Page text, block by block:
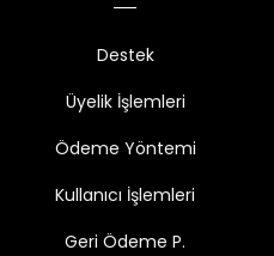
Destek
Üyelik İşlemleri
Ödeme Yöntemi
Kullanıcı İşlemleri
Geri Ödeme P.